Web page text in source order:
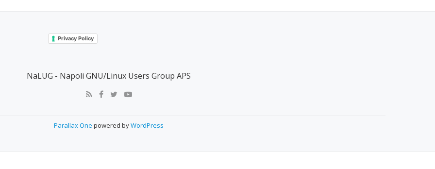
Privacy Policy
NaLUG - Napoli GNU/Linux Users Group APS
Parallax One powered byWordPress